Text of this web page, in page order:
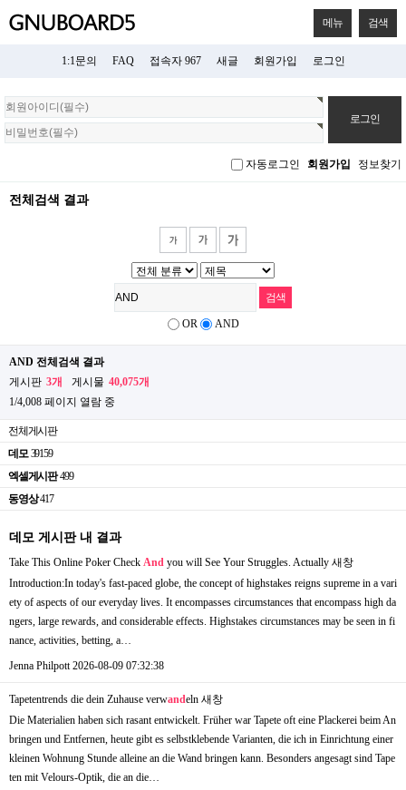
메뉴 검색
1:1문의 FAQ 접속자 967 새글 회원가입 로그인
회
원
로
자동로그인 회원가입 정보찾기
전체검색 결과
OR AND
AND 전체검색 결과
게시판 3개 게시물 40,075개
1/4,008 페이지 열람 중
전체게시판
데모 39159
엑셀게시판 499
동영상 417
데모 게시판 내 결과
Take This Online Poker Check And you will See Your Struggles. Actually 새창
Introduction:In today's fast-paced globe, the concept of highstakes reigns supreme in a vari
ety of aspects of our everyday lives. It encompasses circumstances that encompass high da
ngers, large rewards, and considerable effects. Highstakes circumstances may be seen in fi
nance, activities, betting, a…
Jenna Philpott2026-08-09 07:32:38
Tapetentrends die dein Zuhause verwandeln 새창
Die Materialien haben sich rasant entwickelt. Früher war Tapete oft eine Plackerei beim An
bringen und Entfernen, heute gibt es selbstklebende Varianten, die ich in Einrichtung einer
kleinen Wohnung Stunde alleine an die Wand bringen kann. Besonders angesagt sind Tape
ten mit Velours-Optik, die an die…